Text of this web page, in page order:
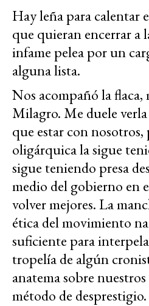
Hay leña para calentar
que quieran encerrar a
infame pelea por un
alguna lista.
Nos acompañó la flaca,
Milagro. Me duele
que estar con nosotros,
oligárquica la sigue
sigue teniendo presa
medio del gobierno en
volver mejores. La
ética del movimiento
suficiente para
tropelía de algún
anatema sobre
método de desprestigio.